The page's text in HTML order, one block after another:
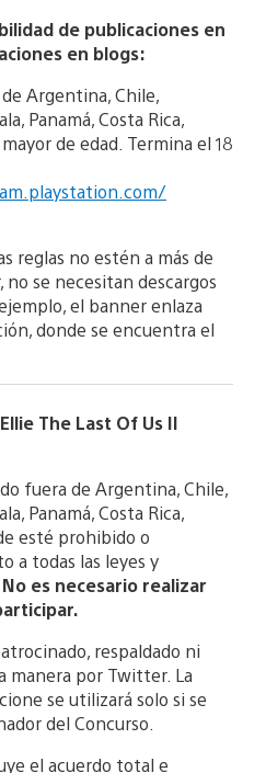
de publicaciones en
en blogs:
Argentina, Chile,
Panamá, Costa Rica,
de edad. Termina el 18
reglas no estén a más de
no se necesitan descargos
el banner enlaza
donde se encuentra el
The Last Of Us II
fuera de Argentina, Chile,
Panamá, Costa Rica,
esté prohibido o
a todas las leyes y
No es necesario realizar
respaldado ni
manera por Twitter. La
se utilizará solo si se
del Concurso.
el acuerdo total e